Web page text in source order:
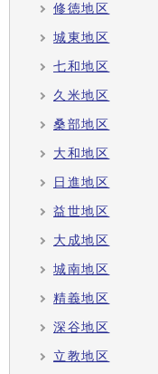
修徳地区
城東地区
七和地区
久米地区
桑部地区
大和地区
日進地区
益世地区
大成地区
城南地区
精義地区
深谷地区
立教地区